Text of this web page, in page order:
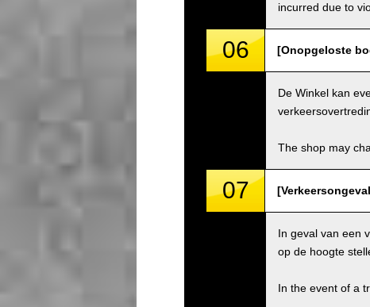
incurred due to
06 [Onopgeloste
De Winkel kan
The shop may
07
In geval van een
op de hoogte
In the event of a